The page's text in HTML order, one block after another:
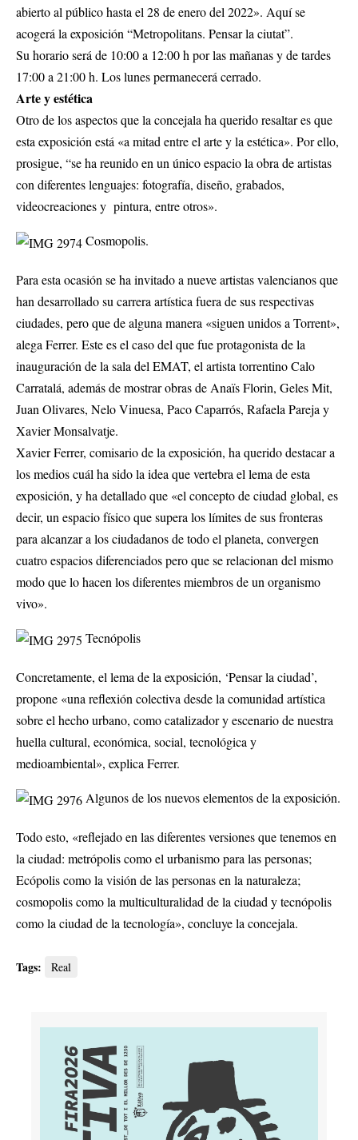
abierto al público hasta el 28 de enero del 2022». Aquí se
acogerá la exposición “Metropolitans. Pensar la ciutat”.
Su horario será de 10:00 a 12:00 h por las mañanas y de tardes
17:00 a 21:00 h. Los lunes permanecerá cerrado.
Arte y estética
Otro de los aspectos que la concejala ha querido resaltar es que
esta exposición está «a mitad entre el arte y la estética». Por ello,
prosigue, “se ha reunido en un único espacio la obra de artistas
con diferentes lenguajes: fotografía, diseño, grabados,
videocreaciones y pintura, entre otros».
Cosmopolis.
Para esta ocasión se ha invitado a nueve artistas valencianos que
han desarrollado su carrera artística fuera de sus respectivas
ciudades, pero que de alguna manera «siguen unidos a Torrent»,
alega Ferrer. Este es el caso del que fue protagonista de la
inauguración de la sala del EMAT, el artista torrentino Calo
Carratalá, además de mostrar obras de Anaïs Florin, Geles Mit,
Juan Olivares, Nelo Vinuesa, Paco Caparrós, Rafaela Pareja y
Xavier Monsalvatje.
Xavier Ferrer, comisario de la exposición, ha querido destacar a
los medios cuál ha sido la idea que vertebra el lema de esta
exposición, y ha detallado que «el concepto de ciudad global, es
decir, un espacio físico que supera los límites de sus fronteras
para alcanzar a los ciudadanos de todo el planeta, convergen
cuatro espacios diferenciados pero que se relacionan del mismo
modo que lo hacen los diferentes miembros de un organismo
vivo».
Tecnópolis
Concretamente, el lema de la exposición, ‘Pensar la ciudad’,
propone «una reflexión colectiva desde la comunidad artística
sobre el hecho urbano, como catalizador y escenario de nuestra
huella cultural, económica, social, tecnológica y
medioambiental», explica Ferrer.
Algunos de los nuevos elementos de la exposición.
Todo esto, «reflejado en las diferentes versiones que tenemos en
la ciudad: metrópolis como el urbanismo para las personas;
Ecópolis como la visión de las personas en la naturaleza;
cosmopolis como la multiculturalidad de la ciudad y tecnópolis
como la ciudad de la tecnología», concluye la concejala.
Tags: Real